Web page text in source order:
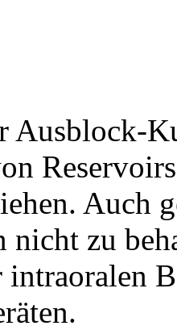
Ausblock-
Auch
nicht zu
intraoralen